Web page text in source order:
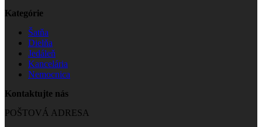
Kategórie
Šatňa
Dielňa
Jedáleň
Kancelária
Nemocnica
Kontaktujte nás
POŠTOVÁ ADRESA